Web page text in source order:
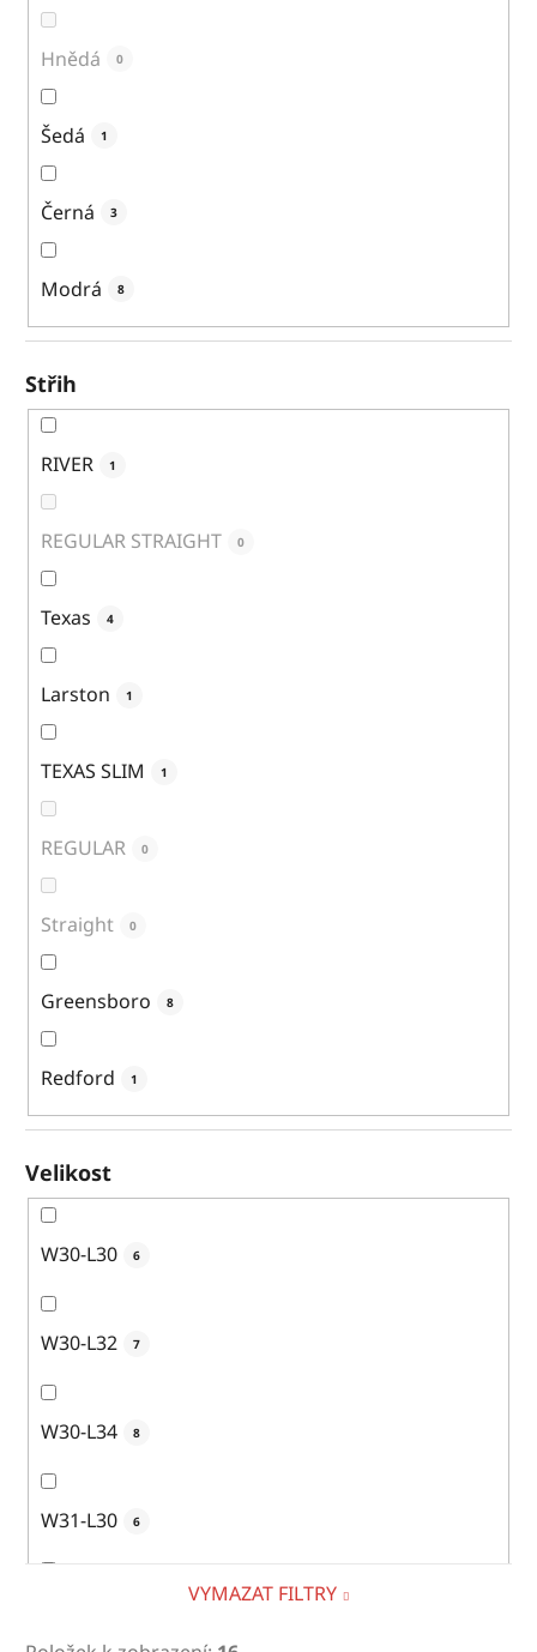
Hnědá 0
Šedá 1
Černá 3
Modrá 8
Střih
RIVER 1
REGULAR STRAIGHT 0
Texas 4
Larston 1
TEXAS SLIM 1
REGULAR 0
Straight 0
Greensboro 8
Redford 1
Velikost
W30-L30 6
W30-L32 7
W30-L34 8
W31-L30 6
VYMAZAT FILTRY